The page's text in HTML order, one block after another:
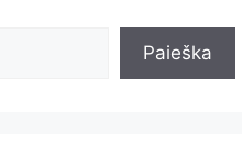
Paieška